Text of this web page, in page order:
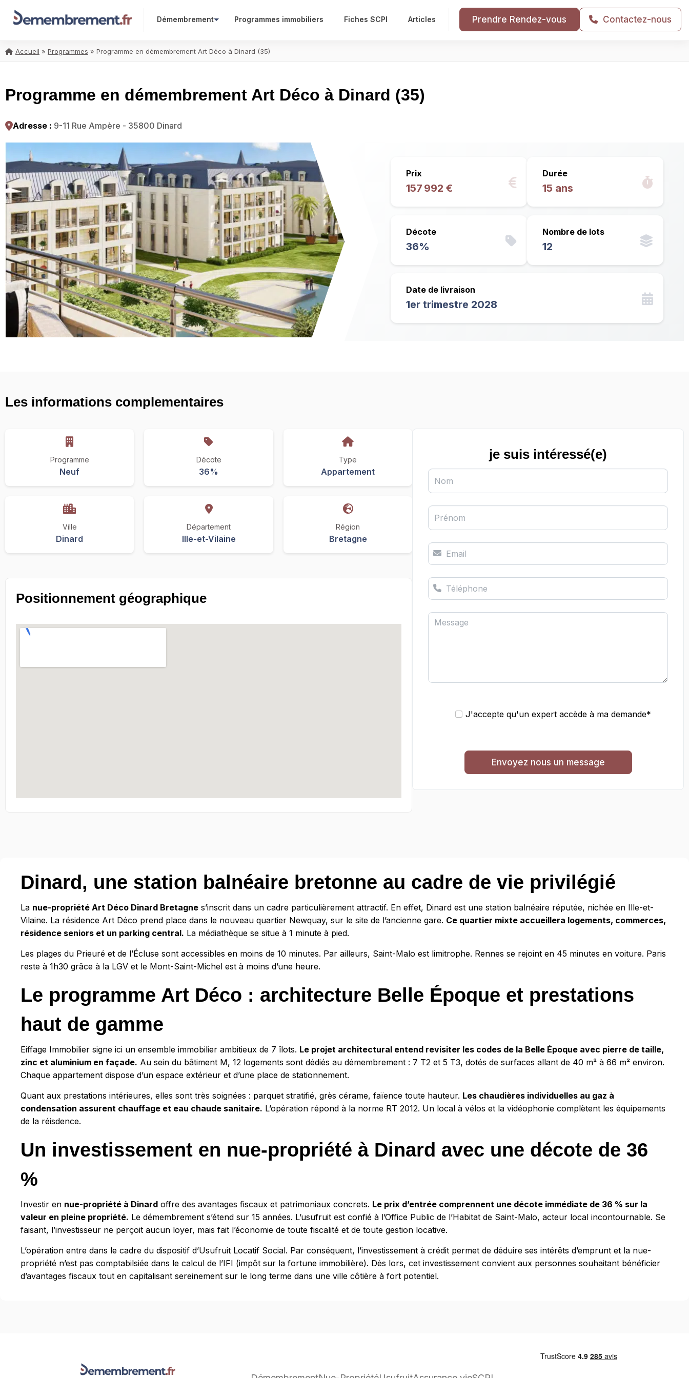
Démembrement Programmes immobiliers Fiches SCPI Articles Prendre Rendez-vous Contactez-nous
Accueil » Programmes » Programme en démembrement Art Déco à Dinard (35)
Programme en démembrement Art Déco à Dinard (35)
Adresse : 9-11 Rue Ampère - 35800 Dinard
Prix
157 992 €
Durée
15 ans
Décote
36%
Nombre de lots
12
Date de livraison
1er trimestre 2028
Les informations complementaires
Programme
Neuf
Décote
36%
Type
Appartement
Ville
Dinard
Département
Ille-et-Vilaine
Région
Bretagne
Positionnement géographique
je suis intéressé(e)
Nom
Prénom
Email
Téléphone
Message
J'accepte qu'un expert accède à ma demande*
Envoyez nous un message
Dinard, une station balnéaire bretonne au cadre de vie privilégié
La nue-propriété Art Déco Dinard Bretagne s’inscrit dans un cadre particulièrement attractif. En effet, Dinard est une station balnéaire réputée, nichée en Ille-et-
Vilaine. La résidence Art Déco prend place dans le nouveau quartier Newquay, sur le site de l’ancienne gare. Ce quartier mixte accueillera logements, commerces,
résidence seniors et un parking central. La médiathèque se situe à 1 minute à pied.
Les plages du Prieuré et de l’Écluse sont accessibles en moins de 10 minutes. Par ailleurs, Saint-Malo est limitrophe. Rennes se rejoint en 45 minutes en voiture. Paris
reste à 1h30 grâce à la LGV et le Mont-Saint-Michel est à moins d’une heure.
Le programme Art Déco : architecture Belle Époque et prestations
haut de gamme
Eiffage Immobilier signe ici un ensemble immobilier ambitieux de 7 îlots. Le projet architectural entend revisiter les codes de la Belle Époque avec pierre de taille,
zinc et aluminium en façade. Au sein du bâtiment M, 12 logements sont dédiés au démembrement : 7 T2 et 5 T3, dotés de surfaces allant de 40 m² à 66 m² environ.
Chaque appartement dispose d’un espace extérieur et d’une place de stationnement.
Quant aux prestations intérieures, elles sont très soignées : parquet stratifié, grès cérame, faïence toute hauteur. Les chaudières individuelles au gaz à
condensation assurent chauffage et eau chaude sanitaire. L’opération répond à la norme RT 2012. Un local à vélos et la vidéophonie complètent les équipements
de la réisdence.
Un investissement en nue-propriété à Dinard avec une décote de 36
%
Investir en nue-propriété à Dinard offre des avantages fiscaux et patrimoniaux concrets. Le prix d’entrée comprennent une décote immédiate de 36 % sur la
valeur en pleine propriété. Le démembrement s’étend sur 15 années. L’usufruit est confié à l’Office Public de l’Habitat de Saint-Malo, acteur local incontournable. Se
faisant, l’investisseur ne perçoit aucun loyer, mais fait l’économie de toute fiscalité et de toute gestion locative.
L’opération entre dans le cadre du dispositif d’Usufruit Locatif Social. Par conséquent, l’investissement à crédit permet de déduire ses intérêts d’emprunt et la nue-
propriété n’est pas comptabilsiée dans le calcul de l’IFI (impôt sur la fortune immobilière). Dès lors, cet investissement convient aux personnes souhaitant bénéficier
d’avantages fiscaux tout en capitalisant sereinement sur le long terme dans une ville côtière à fort potentiel.